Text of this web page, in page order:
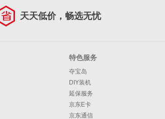
天天低价，畅选无忧
特色服务
夺宝岛
DIY装机
延保服务
京东E卡
京东通信